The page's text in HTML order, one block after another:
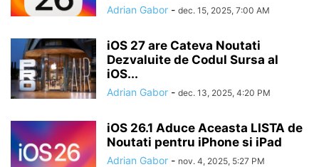
Adrian Gabor - dec. 15, 2025, 7:00 AM
iOS 27 are Cateva Noutati
Dezvaluite de Codul Sursa al
iOS...
Adrian Gabor - dec. 13, 2025, 4:20 PM
iOS 26.1 Aduce Aceasta LISTA de
Noutati pentru iPhone si iPad
Adrian Gabor - nov. 4, 2025, 5:27 PM